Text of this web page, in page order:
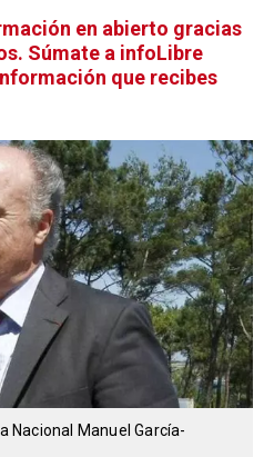
en abierto gracias
Súmate a infoLibre
que recibes
Nacional Manuel García-